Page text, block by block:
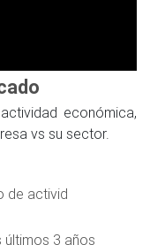
económica,
vs su sector.
de activid
3 años